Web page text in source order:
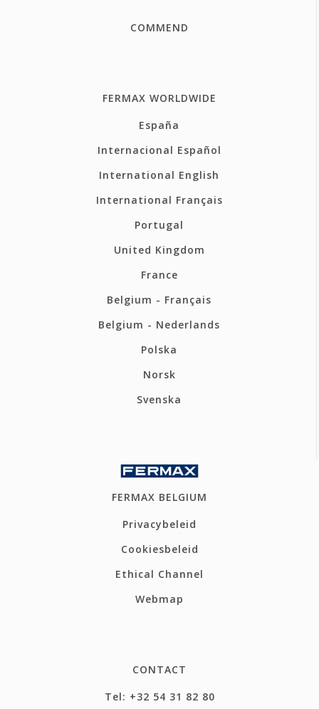
COMMEND
FERMAX WORLDWIDE
España
Internacional Español
International English
International Français
Portugal
United Kingdom
France
Belgium - Français
Belgium - Nederlands
Polska
Norsk
Svenska
FERMAX BELGIUM
Privacybeleid
Cookiesbeleid
Ethical Channel
Webmap
CONTACT
Tel: +32 54 31 82 80